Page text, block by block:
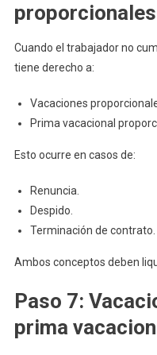
Cuando el trabajador no
tiene derecho a:
Vacaciones
Prima vacacional
Esto ocurre en casos de:
Renuncia.
Despido.
Terminación de contrato.
Ambos conceptos deben
Paso 7:
prima